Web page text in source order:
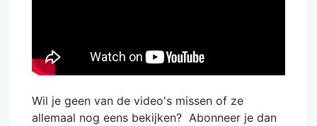
Wil je geen van de video's missen of ze
allemaal nog eens bekijken? Abonneer je dan